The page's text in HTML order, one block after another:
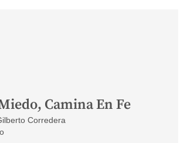
Camina En Fe
Corredera